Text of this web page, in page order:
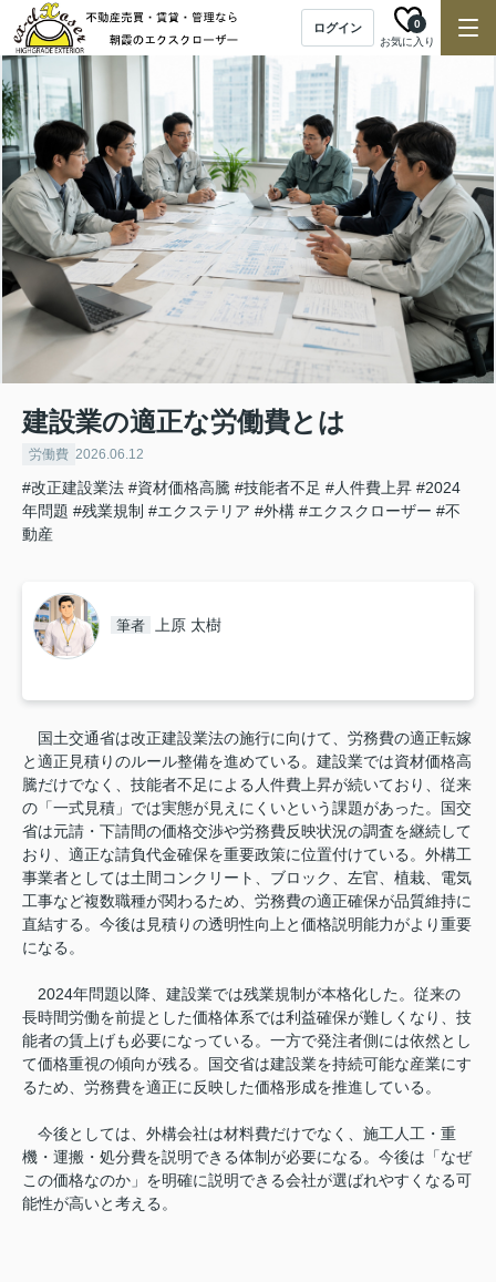
ログイン
お気に入り
0
建設業の適正な労働費とは
労働費 2026.06.12
#改正建設業法 #資材価格高騰 #技能者不足 #人件費上昇 #2024
年問題 #残業規制 #エクステリア #外構 #エクスクローザー #不
動産
筆者 上原 太樹
国土交通省は改正建設業法の施行に向けて、労務費の適正転嫁
と適正見積りのルール整備を進めている。建設業では資材価格高
騰だけでなく、技能者不足による人件費上昇が続いており、従来
の「一式見積」では実態が見えにくいという課題があった。国交
省は元請・下請間の価格交渉や労務費反映状況の調査を継続して
おり、適正な請負代金確保を重要政策に位置付けている。外構工
事業者としては土間コンクリート、ブロック、左官、植栽、電気
工事など複数職種が関わるため、労務費の適正確保が品質維持に
直結する。今後は見積りの透明性向上と価格説明能力がより重要
になる。
2024年問題以降、建設業では残業規制が本格化した。従来の
長時間労働を前提とした価格体系では利益確保が難しくなり、技
能者の賃上げも必要になっている。一方で発注者側には依然とし
て価格重視の傾向が残る。国交省は建設業を持続可能な産業にす
るため、労務費を適正に反映した価格形成を推進している。
今後としては、外構会社は材料費だけでなく、施工人工・重
機・運搬・処分費を説明できる体制が必要になる。今後は「なぜ
この価格なのか」を明確に説明できる会社が選ばれやすくなる可
能性が高いと考える。